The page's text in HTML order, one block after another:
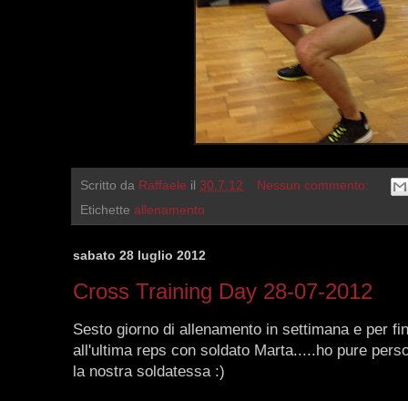
Scritto da Raffaele il 30.7.12
Nessun commento:
Etichette allenamento
sabato 28 luglio 2012
Cross Training Day 28-07-2012
Sesto giorno di allenamento in settimana e per
all'ultima reps con soldato Marta.....ho pure
la nostra soldatessa :)